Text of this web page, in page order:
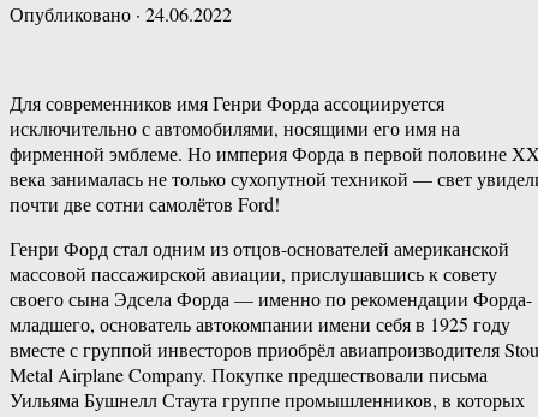
Опубликовано · 24.06.2022
Для современников имя Генри Форда ассоциируется
исключительно с автомобилями, носящими его имя на
фирменной эмблеме. Но империя Форда в первой половине
века занималась не только сухопутной техникой — свет
почти две сотни самолётов Ford!
Генри Форд стал одним из отцов-основателей американской
массовой пассажирской авиации, прислушавшись к совету
своего сына Эдсела Форда — именно по рекомендации Форда-
младшего, основатель автокомпании имени себя в 1925 году
вместе с группой инвесторов приобрёл авиапроизводителя
Metal Airplane Company. Покупке предшествовали письма
Уильяма Бушнелл Стаута группе промышленников, в которых